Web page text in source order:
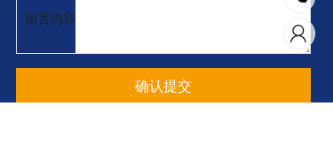
留言内容
确认提交